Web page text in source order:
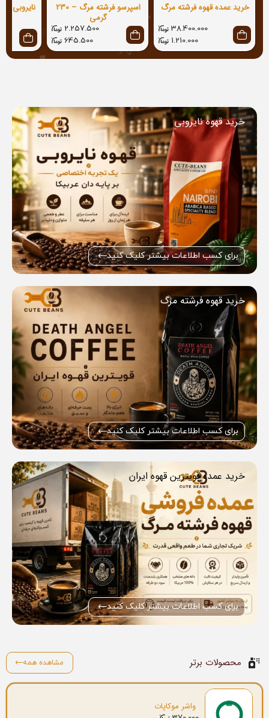
خرید عمده قهوه فرشته مرگ
38.400.000
1.210.000
اسپرسو فرشته مرگ – 230
گرمی
2.257.500
645.500
خرید قهوه نایروبی
برای کسب اطلاعات بیشتر کلیک کنید
خرید قهوه فرشته مرگ
برای کسب اطلاعات بیشتر کلیک کنید
خرید عمده قویترین قهوه ایران
برای کسب اطلاعات بیشتر کلیک کنید
محصولات برتر مشاهده همه
واشر موکاپات